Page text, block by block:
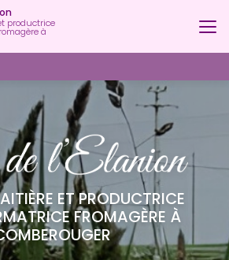
à
ET PRODUCTRICE
FROMAGÈRE À